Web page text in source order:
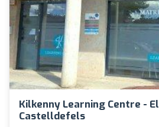
Kilkenny Learning Centre -
Castelldefels